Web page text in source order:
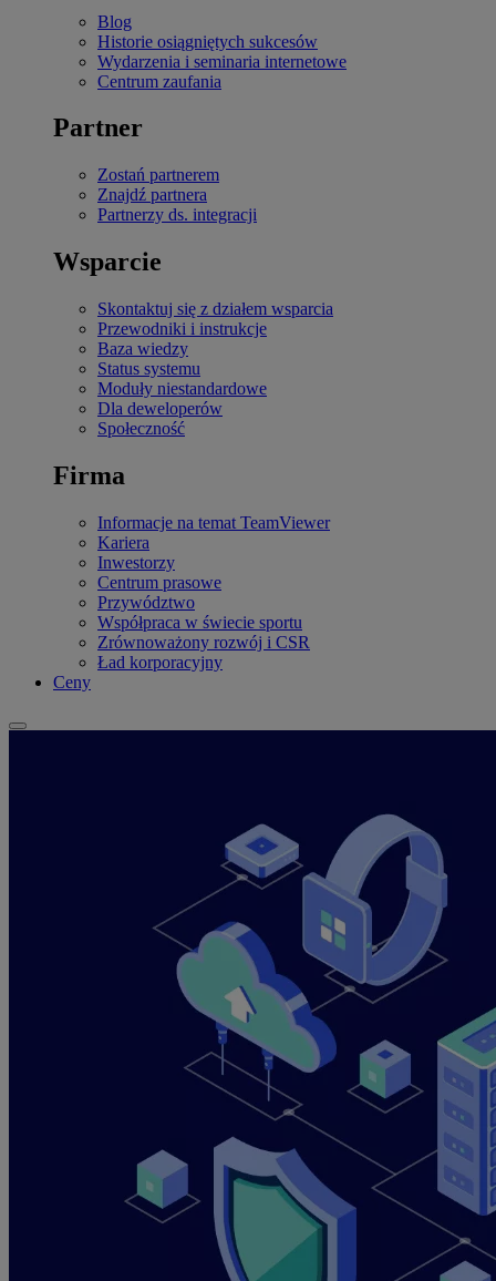
Blog
Historie osiągniętych sukcesów
Wydarzenia i seminaria internetowe
Centrum zaufania
Partner
Zostań partnerem
Znajdź partnera
Partnerzy ds. integracji
Wsparcie
Skontaktuj się z działem wsparcia
Przewodniki i instrukcje
Baza wiedzy
Status systemu
Moduły niestandardowe
Dla deweloperów
Społeczność
Firma
Informacje na temat TeamViewer
Kariera
Inwestorzy
Centrum prasowe
Przywództwo
Współpraca w świecie sportu
Zrównoważony rozwój i CSR
Ład korporacyjny
Ceny